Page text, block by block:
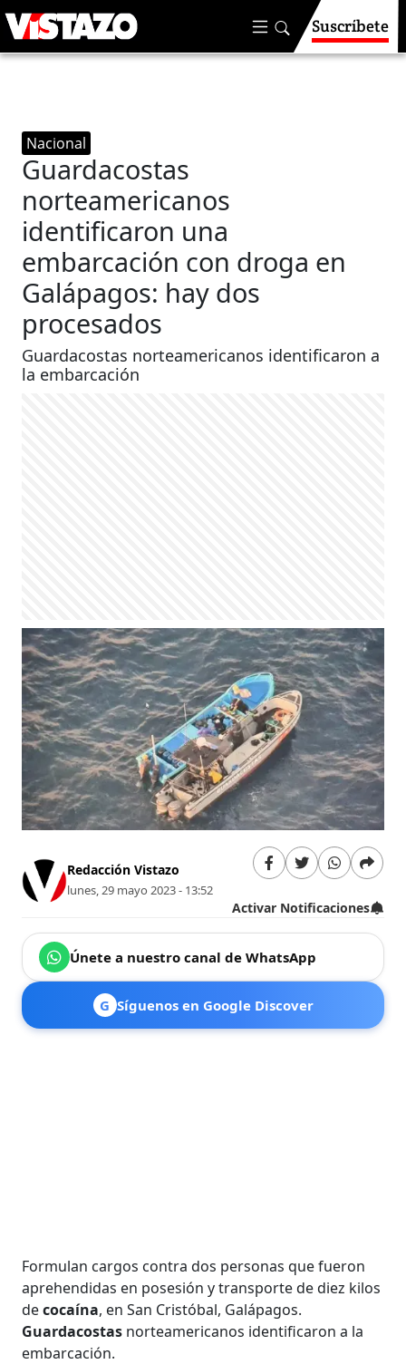
Suscríbete
Nacional
Guardacostas
norteamericanos
identificaron una
embarcación con droga en
Galápagos: hay dos
procesados
Guardacostas norteamericanos identificaron a
la embarcación
Redacción Vistazo
lunes, 29 mayo 2023 - 13:52
Activar Notificaciones
Únete a nuestro canal de WhatsApp
G Síguenos en Google Discover
Formulan cargos contra dos personas que fueron
aprehendidas en posesión y transporte de diez kilos
decocaína, en San Cristóbal, Galápagos.
Guardacostas norteamericanos identificaron a la
embarcación.